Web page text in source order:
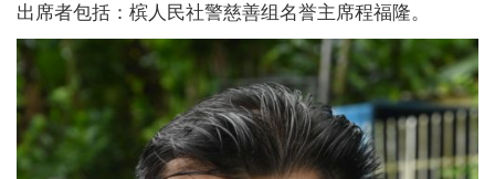
出席者包括：槟人民社警慈善组名誉主席程福隆。